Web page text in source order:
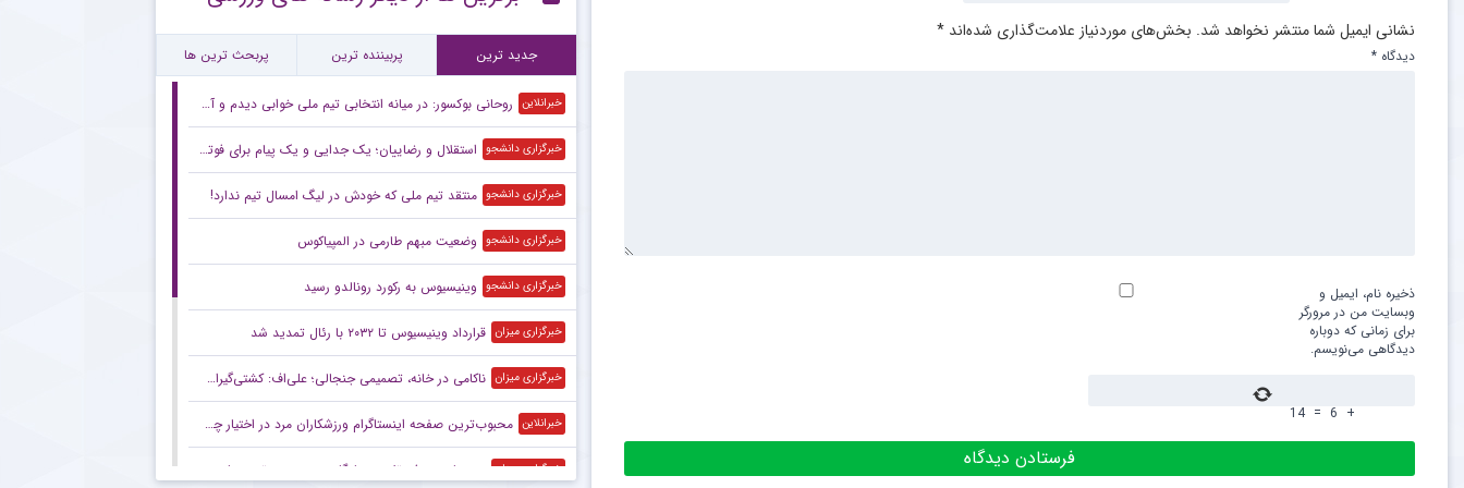
نشانی ایمیل شما منتشر نخواهد شد. بخش‌های موردنیاز علامت‌گذاری شده‌اند *
دیدگاه *
ذخیره نام، ایمیل و
وبسایت من در مرورگر
برای زمانی که دوباره
دیدگاهی می‌نویسم.
+
6
=
14
۱۲:۲۷ پیام مهم پیشکسوت پرسپولیس برای هواداران سرخ + جزئیات
جدید ترین پربیننده ترین پربحث ترین ها
خبرانلاین روحانی بوکسور: در میانه انتخابی تیم ملی خوابی دیدم و آمدم طلبه شدم!
خبرگزاری دانشجو استقلال و رضاییان؛ یک جدایی و یک پیام برای فوتبال ایران
خبرگزاری دانشجو منتقد تیم ملی که خودش در لیگ امسال تیم ندارد!
خبرگزاری دانشجو وضعیت مبهم طارمی در المپیاکوس
خبرگزاری دانشجو وینیسیوس به رکورد رونالدو رسید
خبرگزاری میزان قرارداد وینیسیوس تا ۲۰۳۲ با رئال‌ تمدید شد
خبرگزاری میزان ناکامی در خانه، تصمیمی جنجالی؛ علی‌اف: کشتی‌گیران با اضافه‌وزن از تیم ملی اخراج می‌شوند!
خبرانلاین محبوب‌ترین صفحه اینستاگرام ورزشکاران مرد در اختیار چه کسی است؟
خبرگزاری میزان رستمیان: هدفم تثبیت جایگاهم در جمع برترین‌های جهان است/ برای درخشش در هر دو ماده آماده می‌شوم